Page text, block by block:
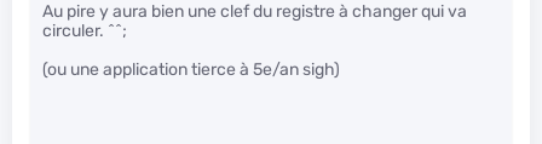
Au pire y aura bien une clef du registre à changer qui va
circuler. ^^;
(ou une application tierce à 5e/an sigh)